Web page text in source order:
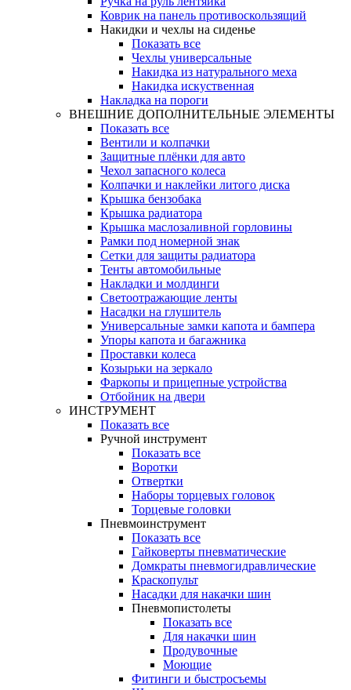
Коврик на панель противоскользящий
Накидки и чехлы на сиденье
Показать все
Чехлы универсальные
Накидка из натурального меха
Накидка искуственная
Накладка на пороги
ВНЕШНИЕ ДОПОЛНИТЕЛЬНЫЕ ЭЛЕМЕНТЫ
Показать все
Вентили и колпачки
Защитные плёнки для авто
Чехол запасного колеса
Колпачки и наклейки литого диска
Крышка бензобака
Крышка радиатора
Крышка маслозаливной горловины
Рамки под номерной знак
Сетки для защиты радиатора
Тенты автомобильные
Накладки и молдинги
Светоотражающие ленты
Насадки на глушитель
Универсальные замки капота и бампера
Упоры капота и багажника
Проставки колеса
Козырьки на зеркало
Фаркопы и прицепные устройства
Отбойник на двери
ИНСТРУМЕНТ
Показать все
Ручной инструмент
Показать все
Воротки
Отвертки
Наборы торцевых головок
Торцевые головки
Пневмоинструмент
Показать все
Гайковерты пневматические
Домкраты пневмогидравлические
Краскопульт
Насадки для накачки шин
Пневмопистолеты
Показать все
Для накачки шин
Продувочные
Моющие
Фитинги и быстросъемы